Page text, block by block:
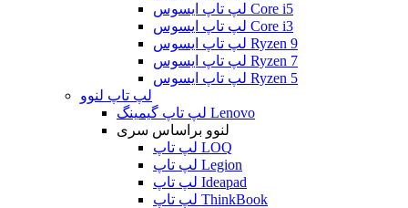
لپ تاپ ایسوس Core i5
لپ تاپ ایسوس Core i3
لپ تاپ ایسوس Ryzen 9
لپ تاپ ایسوس Ryzen 7
لپ تاپ ایسوس Ryzen 5
لپ تاپ لنوو
لپ تاپ گیمینگ Lenovo
لنوو براساس سری
لپ تاپ LOQ
لپ تاپ Legion
لپ تاپ Ideapad
لپ تاپ ThinkBook